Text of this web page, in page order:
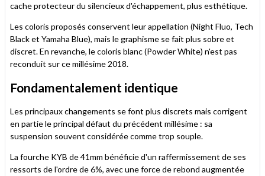
cache protecteur du silencieux d'échappement, plus esthétique.
Les coloris proposés conservent leur appellation (Night Fluo, Tech
Black et Yamaha Blue), mais le graphisme se fait plus sobre et
discret. En revanche, le coloris blanc (Powder White) n'est pas
reconduit sur ce millésime 2018.
Fondamentalement identique
Les principaux changements se font plus discrets mais corrigent
en partie le principal défaut du précédent millésime : sa
suspension souvent considérée comme trop souple.
La fourche KYB de 41mm bénéficie d'un raffermissement de ses
ressorts de l'ordre de 6%, avec une force de rebond augmentée